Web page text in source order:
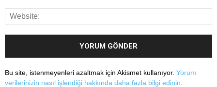
Bu site, istenmeyenleri azaltmak için Akismet kullanıyor. Yorum
verilerinizin nasıl işlendiği hakkında daha fazla bilgi edinin